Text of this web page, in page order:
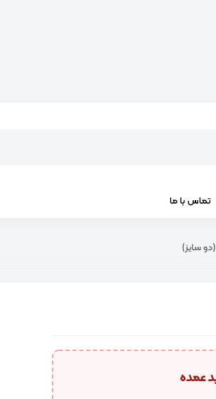
تماس با ما
سایز)
عمده